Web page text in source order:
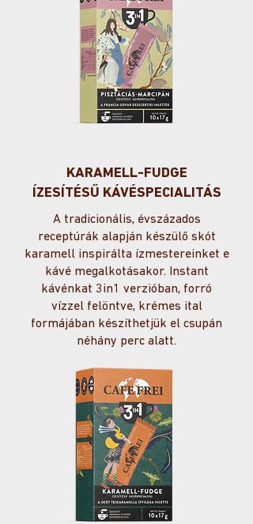
KARAMELL-FUDGE
ÍZESÍTÉSŰ KÁVÉSPECIALITÁS
A tradicionális, évszázados
receptúrák alapján készülő skót
karamell inspirálta ízmestereinket e
kávé megalkotásakor. Instant
kávénkat 3in1 verzióban, forró
vízzel felöntve, krémes ital
formájában készíthetjük el csupán
néhány perc alatt.